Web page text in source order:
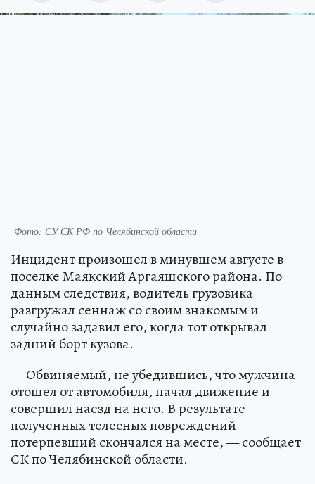
Фото: СУ СК РФ по Челябинской области
Инцидент произошел в минувшем августе в
поселке Маякский Аргаяшского района. По
данным следствия, водитель грузовика
разгружал сеннаж со своим знакомым и
случайно задавил его, когда тот открывал
задний борт кузова.
— Обвиняемый, не убедившись, что мужчина
отошел от автомобиля, начал движение и
совершил наезд на него. В результате
полученных телесных повреждений
потерпевший скончался на месте, — сообщает
СК по Челябинской области.